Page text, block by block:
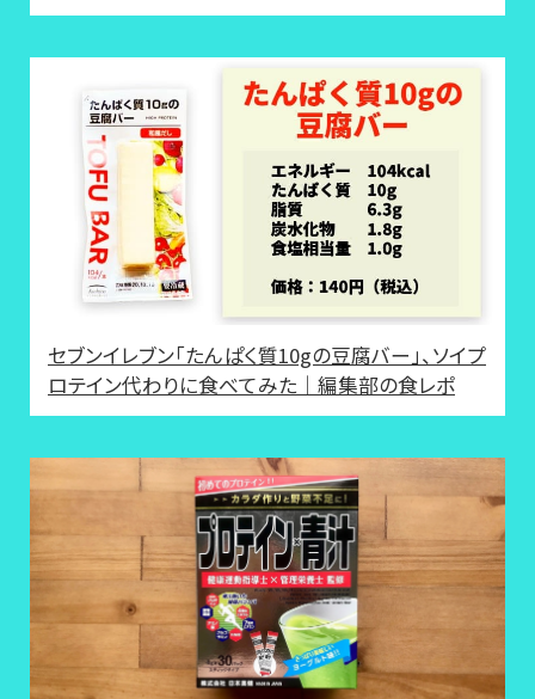
セブンイレブン「たんぱく質10gの豆腐バー」、ソイプ
ロテイン代わりに食べてみた｜編集部の食レポ